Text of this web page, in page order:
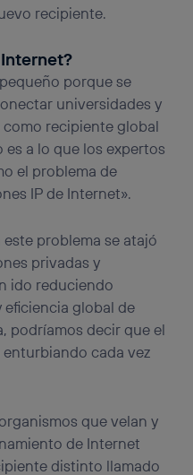
recipiente.
porque se
universidades y
recipiente global
a lo que los expertos
el problema de
IP de Internet».
problema se atajó
privadas y
ido reduciendo
global de
podríamos decir que el
cada vez
que velan y
de Internet
distinto llamado
de esta página web o
de Utiq
consulta
.